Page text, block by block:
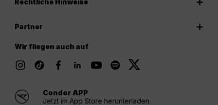
Rechtliche Hinweise
Partner
Wir fliegen auch auf
Condor APP
Jetzt im App Store herunterladen.